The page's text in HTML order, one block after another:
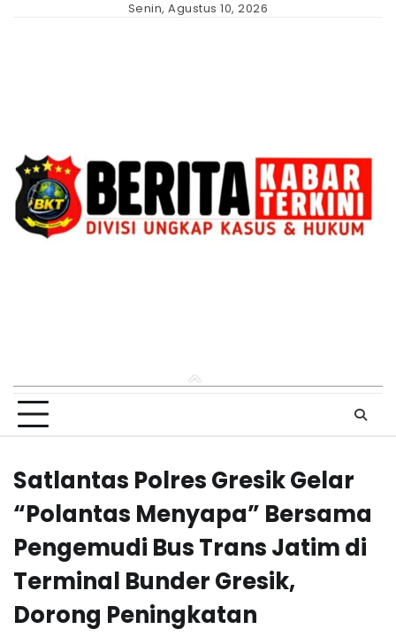
Senin, Agustus 10, 2026
Satlantas Polres Gresik Gelar
“Polantas Menyapa” Bersama
Pengemudi Bus Trans Jatim di
Terminal Bunder Gresik,
Dorong Peningkatan